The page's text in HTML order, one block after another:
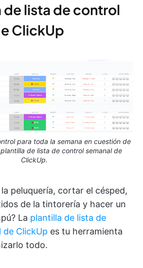
de lista de control
ClickUp
para toda la semana en cuestión de
de lista de control semanal de
ClickUp.
peluquería, cortar el césped,
de la tintorería y hacer un
La plantilla de lista de
de ClickUp es tu herramienta
todo.